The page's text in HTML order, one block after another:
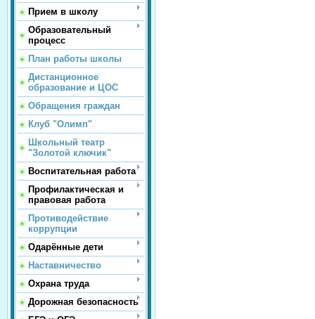
Прием в школу
Образовательный
процесс
План работы школы
Дистанционное
образование и ЦОС
Обращения граждан
Клуб "Олимп"
Школьный театр
"Золотой ключик"
Воспитательная работа
Профилактическая и
правовая работа
Противодействие
коррупции
Одарённые дети
Наставничество
Охрана труда
Дорожная безопасность